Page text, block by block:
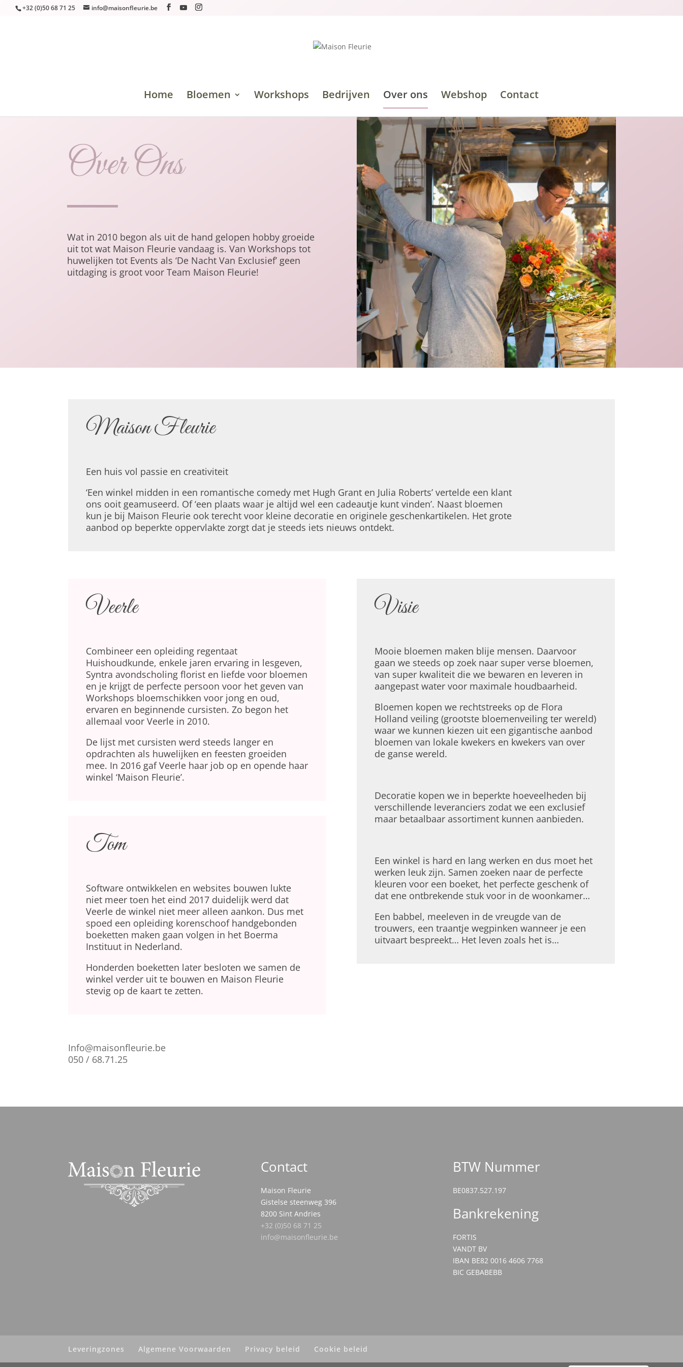
+32 (0)50 68 71 25 info@maisonfleurie.be
Home Bloemen Workshops Bedrijven Over ons Webshop Contact
Over Ons
Wat in 2010 begon als uit de hand gelopen hobby groeide
uit tot wat Maison Fleurie vandaag is. Van Workshops tot
huwelijken tot Events als ‘De Nacht Van Exclusief’ geen
uitdaging is groot voor Team Maison Fleurie!
Maison Fleurie
Een huis vol passie en creativiteit
‘Een winkel midden in een romantische comedy met Hugh Grant en Julia Roberts’ vertelde een klant
ons ooit geamuseerd. Of ‘een plaats waar je altijd wel een cadeautje kunt vinden’. Naast bloemen
kun je bij Maison Fleurie ook terecht voor kleine decoratie en originele geschenkartikelen. Het grote
aanbod op beperkte oppervlakte zorgt dat je steeds iets nieuws ontdekt.
Veerle
Combineer een opleiding regentaat
Huishoudkunde, enkele jaren ervaring in lesgeven,
Syntra avondscholing florist en liefde voor bloemen
en je krijgt de perfecte persoon voor het geven van
Workshops bloemschikken voor jong en oud,
ervaren en beginnende cursisten. Zo begon het
allemaal voor Veerle in 2010.
De lijst met cursisten werd steeds langer en
opdrachten als huwelijken en feesten groeiden
mee. In 2016 gaf Veerle haar job op en opende haar
winkel ‘Maison Fleurie’.
Tom
Software ontwikkelen en websites bouwen lukte
niet meer toen het eind 2017 duidelijk werd dat
Veerle de winkel niet meer alleen aankon. Dus met
spoed een opleiding korenschoof handgebonden
boeketten maken gaan volgen in het Boerma
Instituut in Nederland.
Honderden boeketten later besloten we samen de
winkel verder uit te bouwen en Maison Fleurie
stevig op de kaart te zetten.
Visie
Mooie bloemen maken blije mensen. Daarvoor
gaan we steeds op zoek naar super verse bloemen,
van super kwaliteit die we bewaren en leveren in
aangepast water voor maximale houdbaarheid.
Bloemen kopen we rechtstreeks op de Flora
Holland veiling (grootste bloemenveiling ter wereld)
waar we kunnen kiezen uit een gigantische aanbod
bloemen van lokale kwekers en kwekers van over
de ganse wereld.
Decoratie kopen we in beperkte hoeveelheden bij
verschillende leveranciers zodat we een exclusief
maar betaalbaar assortiment kunnen aanbieden.
Een winkel is hard en lang werken en dus moet het
werken leuk zijn. Samen zoeken naar de perfecte
kleuren voor een boeket, het perfecte geschenk of
dat ene ontbrekende stuk voor in de woonkamer…
Een babbel, meeleven in de vreugde van de
trouwers, een traantje wegpinken wanneer je een
uitvaart bespreekt… Het leven zoals het is…
Info@maisonfleurie.be
050 / 68.71.25
Contact
Maison Fleurie
Gistelse steenweg 396
8200 Sint Andries
+32 (0)50 68 71 25
info@maisonfleurie.be
BTW Nummer
BE0837.527.197
Bankrekening
FORTIS
VANDT BV
IBAN BE82 0016 4606 7768
BIC GEBABEBB
Leveringzones Algemene Voorwaarden Privacy beleid Cookie beleid